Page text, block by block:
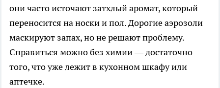
они часто источают затхлый аромат, который
переносится на носки и пол. Дорогие аэрозоли
маскируют запах, но не решают проблему.
Справиться можно без химии — достаточно
того, что уже лежит в кухонном шкафу или
аптечке.